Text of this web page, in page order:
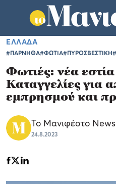
ΕΛΛΑΔΑ
#ΠΑΡΝΗΘΑ#ΦΩΤΙΑ#ΠΥΡΟΣΒΕΣΤΙΚΗ
Φωτιές: νέα
Καταγγελίες για
εμπρησμού και
Το Μανιφέστο
24.8.2023